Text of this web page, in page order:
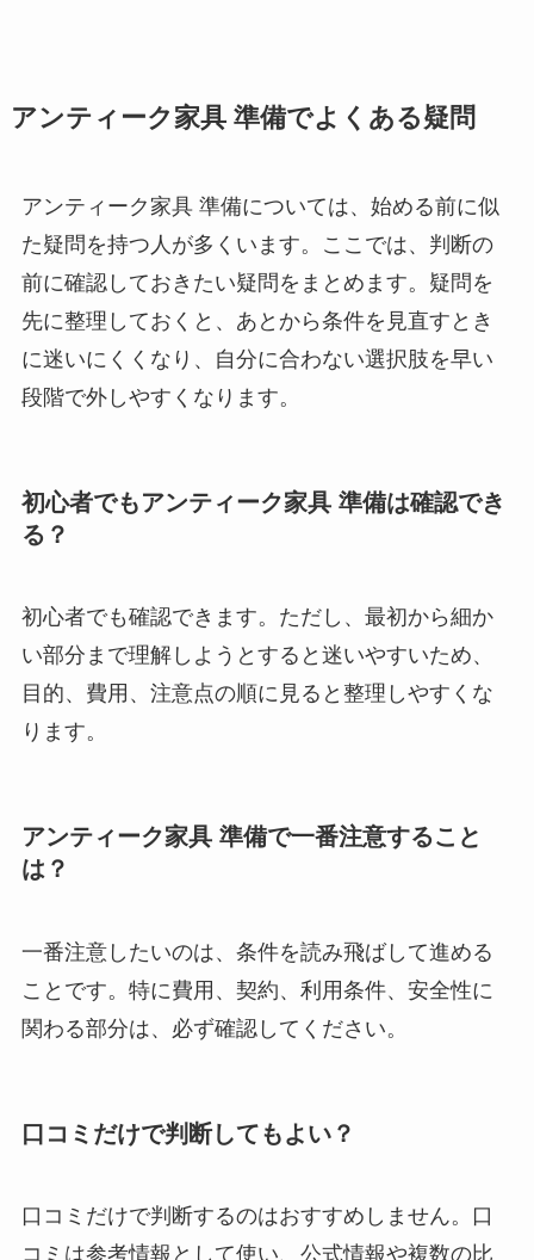
アンティーク家具 準備でよくある疑問
アンティーク家具 準備については、始める前に似
た疑問を持つ人が多くいます。ここでは、判断の
前に確認しておきたい疑問をまとめます。疑問を
先に整理しておくと、あとから条件を見直すとき
に迷いにくくなり、自分に合わない選択肢を早い
段階で外しやすくなります。
初心者でもアンティーク家具 準備は確認でき
る？
初心者でも確認できます。ただし、最初から細か
い部分まで理解しようとすると迷いやすいため、
目的、費用、注意点の順に見ると整理しやすくな
ります。
アンティーク家具 準備で一番注意すること
は？
一番注意したいのは、条件を読み飛ばして進める
ことです。特に費用、契約、利用条件、安全性に
関わる部分は、必ず確認してください。
口コミだけで判断してもよい？
口コミだけで判断するのはおすすめしません。口
コミは参考情報として使い、公式情報や複数の比